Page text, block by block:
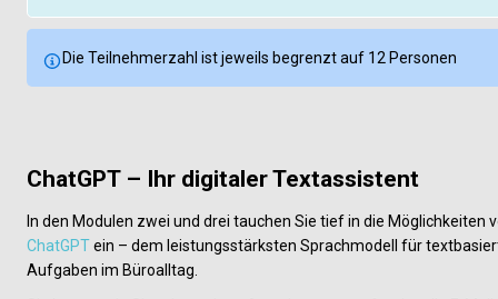
Die Teilnehmerzahl ist jeweils begrenzt auf 12 Personen
ChatGPT – Ihr digitaler Textassistent
ChatGPT ein – dem leistungsstärksten Sprachmodell für
Aufgaben im Büroalltag.